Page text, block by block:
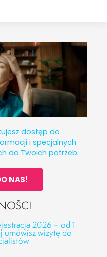
dostęp do
i specjalnych
do Twoich potrzeb.
NAS!
2026 – od 1
umówisz wizytę do